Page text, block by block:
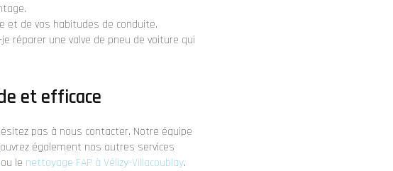
et de vos habitudes de conduite.
réparer une valve de pneu de voiture qui
et efficace
pas à nous contacter. Notre équipe
également nos autres services
ou le nettoyage FAP à Vélizy-Villacoublay.